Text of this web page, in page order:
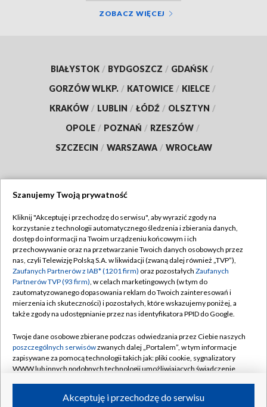
ZOBACZ WIĘCEJ
BIAŁYSTOK / BYDGOSZCZ / GDAŃSK /
GORZÓW WLKP. / KATOWICE / KIELCE /
KRAKÓW / LUBLIN / ŁÓDŹ / OLSZTYN /
OPOLE / POZNAŃ / RZESZÓW /
SZCZECIN / WARSZAWA / WROCŁAW
TVP
Abonament TVP
Emisja w TVP
Centrum informacji TVP
Naziemna Telewizja Cyfrowa
Rada Programowa
System NOS
Informacje o nadawcy
Program dla prasy
Regulamin TVP
Polityka prywatności
Moje zgody
Pomoc
Kontakt
Kanały
Szanujemy Twoją prywatność
Kliknij "Akceptuję i przechodzę do serwisu", aby wyrazić zgody na
korzystanie z technologii automatycznego śledzenia i zbierania danych,
dostęp do informacji na Twoim urządzeniu końcowym i ich
przechowywanie oraz na przetwarzanie Twoich danych osobowych przez
nas, czyli Telewizję Polską S.A. w likwidacji (zwaną dalej również „TVP”),
Zaufanych Partnerów z IAB* (1201 firm) oraz pozostałych Zaufanych
Partnerów TVP (93 firm), w celach marketingowych (w tym do
zautomatyzowanego dopasowania reklam do Twoich zainteresowań i
mierzenia ich skuteczności) i pozostałych, które wskazujemy poniżej, a
także zgody na udostępnianie przez nas identyfikatora PPID do Google.
Twoje dane osobowe zbierane podczas odwiedzania przez Ciebie naszych
poszczególnych serwisówzwanych dalej „Portalem”, w tym informacje
zapisywane za pomocą technologii takich jak: pliki cookie, sygnalizatory
WWW lub innych podobnych technologii umożliwiających świadczenie
ruchu w Internecie.Akceptuję i przechodzę do serwisu